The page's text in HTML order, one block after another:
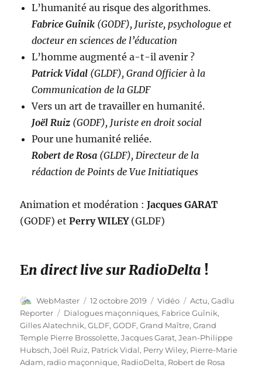
L’humanité au risque des algorithmes.
Fabrice Guînik (GODF), Juriste, psychologue et
docteur en sciences de l’éducation
L’homme augmenté a-t-il avenir ?
Patrick Vidal (GLDF), Grand Officier à la
Communication de la GLDF
Vers un art de travailler en humanité.
Joël Ruiz (GODF), Juriste en droit social
Pour une humanité reliée.
Robert de Rosa (GLDF), Directeur de la
rédaction de Points de Vue Initiatiques
Animation et modération :Jacques GARAT
(GODF) etPerry WILEY(GLDF)
En direct live sur RadioDelta !
Auteur
WebMaster
Publié
le
12 octobre 2019 Format
Vidéo Catégories
Actu,Gadlu
Reporter
Étiquettes
Dialogues maçonniques, Fabrice Guînik,
Gilles Alatechnik,GLDF,GODF,Grand Maître,Grand
Temple Pierre Brossolette,Jacques Garat,Jean-Philippe
Hubsch,Joël Ruiz, Patrick Vidal, Perry Wiley, Pierre-Marie
Adam, radio maçonnique, RadioDelta, Robert de Rosa